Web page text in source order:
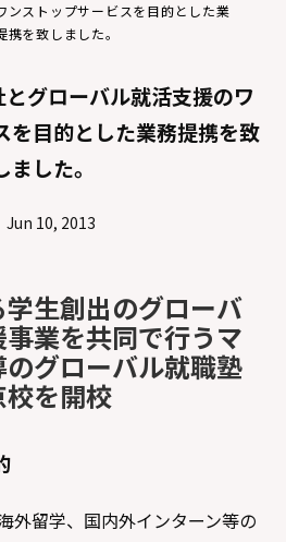
ンストップサービスを目的とした業
携を致しました。
グローバル就活支援のワ
を目的とした業務提携を致
ました。
Jun 10, 2013
生創出のグローバ
業を共同で行うマ
グローバル就職塾
校を開校
外留学、国内外インターン等の